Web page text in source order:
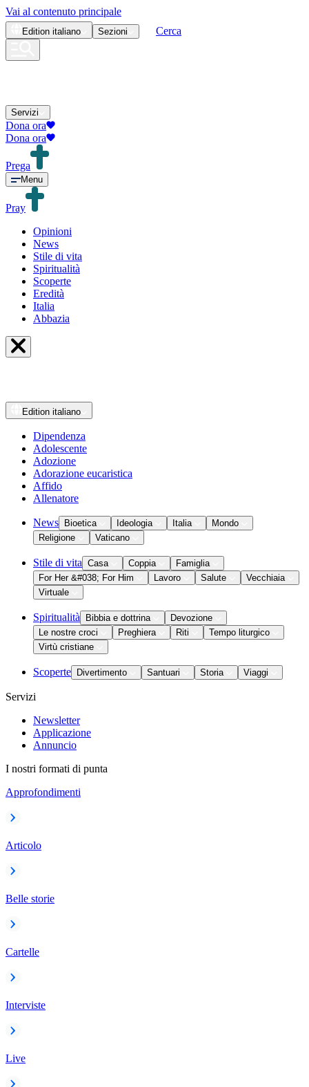
Vai al contenuto principale
Edition italiano Sezioni Cerca
Servizi
Dona ora
Dona ora
Prega
Menu
Pray
Opinioni
News
Stile di vita
Spiritualità
Scoperte
Eredità
Italia
Abbazia
Edition italiano
Dipendenza
Adolescente
Adozione
Adorazione eucaristica
Affido
Allenatore
News Bioetica Ideologia Italia
Mondo
Religione
Vaticano
Stile di vita Casa Coppia
Famiglia
For Her &#038; For Him
Lavoro Salute
Vecchiaia
Virtuale
Spiritualità Bibbia e dottrina
Devozione
Le nostre croci
Preghiera Riti
Tempo liturgico
Virtù cristiane
Scoperte Divertimento Santuari Storia Viaggi
Servizi
Newsletter
Applicazione
Annuncio
I nostri formati di punta
Approfondimenti
Articolo
Belle storie
Cartelle
Interviste
Live